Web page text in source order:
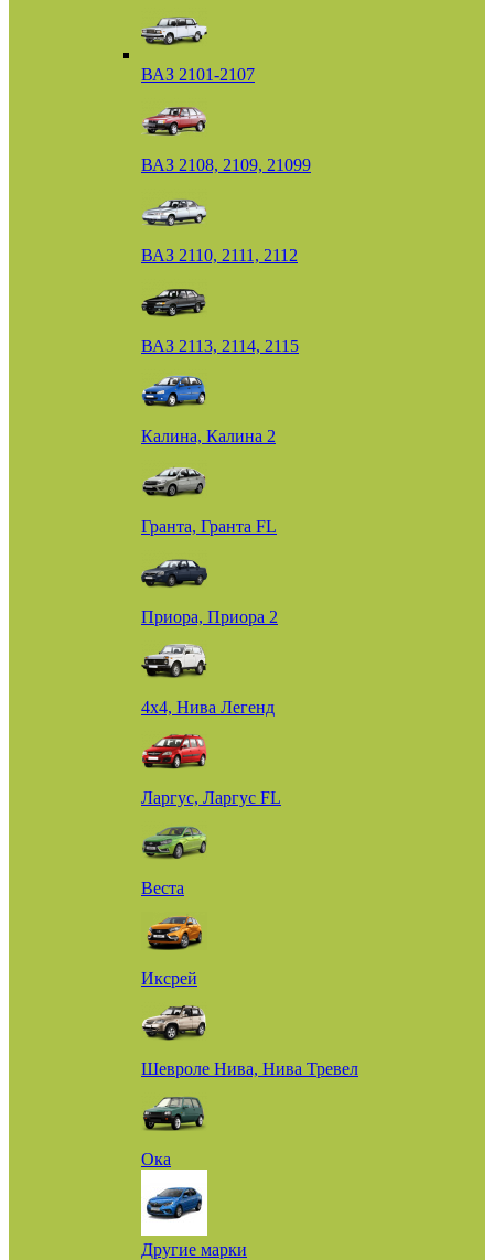
ВАЗ 2101-2107
ВАЗ 2108, 2109, 21099
ВАЗ 2110, 2111, 2112
ВАЗ 2113, 2114, 2115
Калина, Калина 2
Гранта, Гранта FL
Приора, Приора 2
4х4, Нива Легенд
Ларгус, Ларгус FL
Веста
Иксрей
Шевроле Нива, Нива Тревел
Ока
Другие марки